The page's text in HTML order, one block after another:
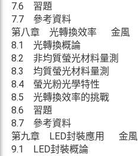
7.6 習題
7.7 參考資料
第八章 光轉換效率 金風
8.1 光轉換概論
8.2 非均質螢光材料量測
8.3 均質螢光材料量測
8.4 螢光粉光學特性
8.5 光轉換效率的挑戰
8.6 習題
8.7 參考資料
第九章 LED封裝應用 金風
9.1 LED封裝概論